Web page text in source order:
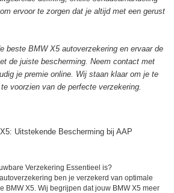
ervoor te zorgen dat je altijd met een gerust
beste BMW X5 autoverzekering en ervaar de
de juiste bescherming. Neem contact met
je premie online. Wij staan klaar om je te
voorzien van de perfecte verzekering.
Uitstekende Bescherming bij AAP
Verzekering Essentieel is?
ben je verzekerd van optimale
BMW X5. Wij begrijpen dat jouw BMW X5 meer